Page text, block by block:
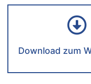
Download zum